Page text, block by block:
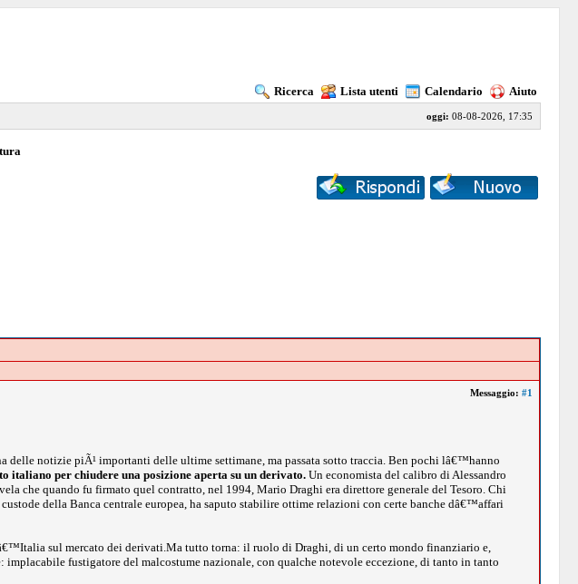
Ricerca Lista utenti Calendario Aiuto
oggi: 08-08-2026, 17:35
Messaggio: #1
delle notizie piÃ¹ importanti delle ultime settimane, ma passata sotto traccia. Ben pochi lâ€™hanno
per chiudere una posizione aperta su un derivato.Un economista del calibro di Alessandro
che quando fu firmato quel contratto, nel 1994, Mario Draghi era direttore generale del Tesoro. Chi
della Banca centrale europea, ha saputo stabilire ottime relazioni con certe banche dâ€™affari
sul mercato dei derivati.Ma tutto torna: il ruolo di Draghi, di un certo mondo finanziario e,
fustigatore del malcostume nazionale, con qualche notevole eccezione, di tanto in tanto